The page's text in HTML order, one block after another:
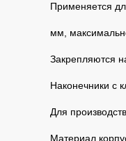
Применяется
мм,
Закрепляются
Наконечники с
Для
Материал